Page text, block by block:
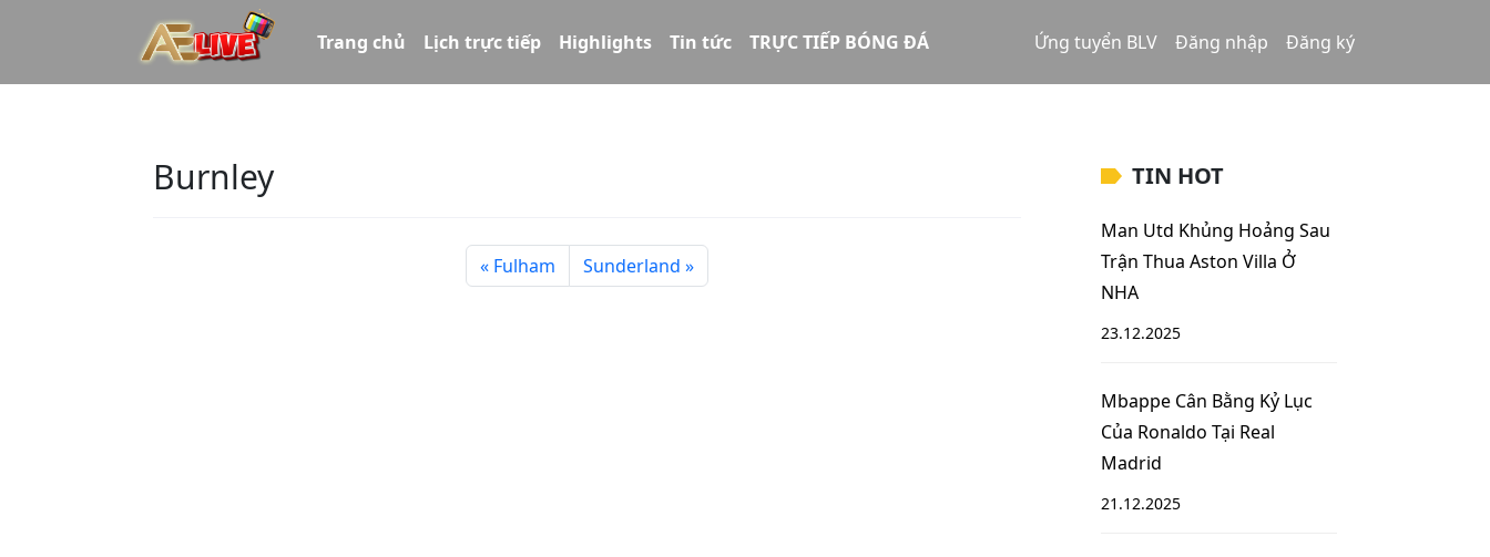
Trang chủ Lịch trực tiếp Highlights Tin tức TRỰC TIẾP BÓNG ĐÁ Ứng tuyển BLV Đăng nhập Đăng ký
Burnley
Fulham Sunderland
TIN HOT
Man Utd Khủng Hoảng Sau
Trận Thua Aston Villa Ở
NHA
23.12.2025
Mbappe Cân Bằng Kỷ Lục
Của Ronaldo Tại Real
Madrid
21.12.2025